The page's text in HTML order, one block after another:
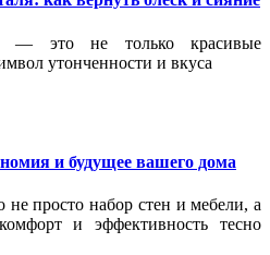
— это не только красивые
утонченности и вкуса
и будущее вашего дома
просто набор стен и мебели, а
и эффективность тесно